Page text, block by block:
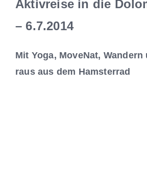
Aktivreise in die
– 6.7.2014
Mit Yoga, MoveNat,
raus aus dem Hamsterrad